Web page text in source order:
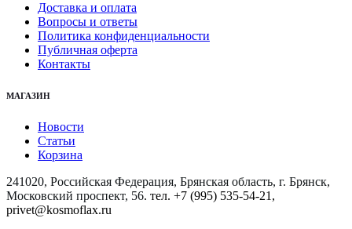
Доставка и оплата
Вопросы и ответы
Политика конфиденциальности
Публичная оферта
Контакты
МАГАЗИН
Новости
Статьи
Корзина
241020, Российская Федерация, Брянская область, г. Брянск,
Московский проспект, 56. тел. +7 (995) 535-54-21,
privet@kosmoflax.ru